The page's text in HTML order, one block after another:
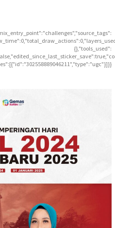
{},"tools_used":